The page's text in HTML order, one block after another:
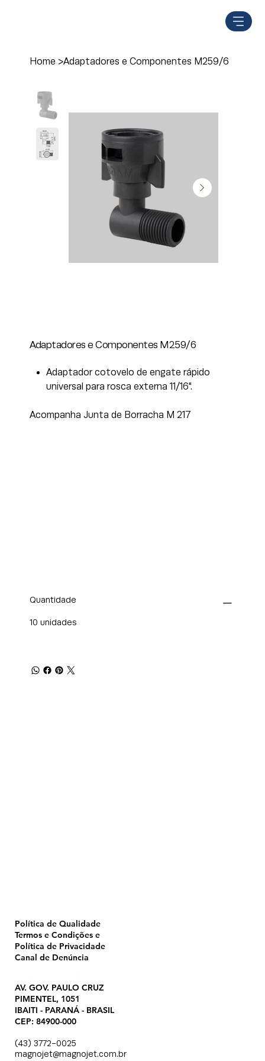
Home >Adaptadores e Componentes M259/6
Adaptadores e Componentes M259/6
Adaptador cotovelo de engate rápido
universal para rosca externa 11/16".
Acompanha Junta de Borracha M 217
Quantidade
10 unidades
Política de Qualidade
Termos e Condições e
Política de Privacidade
Canal de Denúncia
AV. GOV. PAULO CRUZ
PIMENTEL, 1051
IBAITI - PARANÁ - BRASIL
CEP: 84900-000
(43) 3772-0025
magnojet@magnojet.com.br